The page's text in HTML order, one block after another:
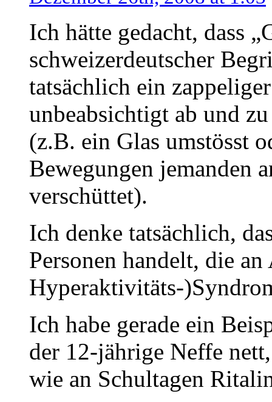
Ich hätte gedacht, dass
schweizerdeutscher
tatsächlich ein
unbeabsichtigt ab und
(z.B. ein Glas umstösst
Bewegungen jemanden
verschüttet).
Ich denke tatsächlich,
Personen handelt, die
Hyperaktivitäts-
Ich habe gerade ein
der 12-jährige Neffe
wie an Schultagen